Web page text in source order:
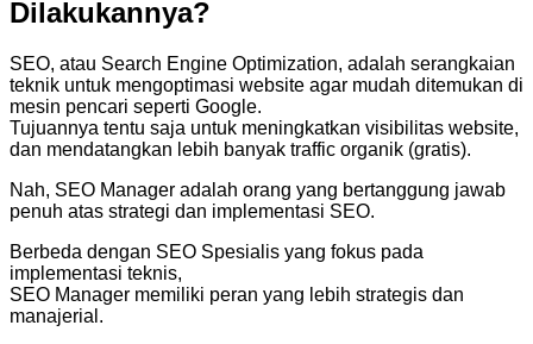
Dilakukannya?
SEO, atau Search Engine Optimization, adalah serangkaian
teknik untuk mengoptimasi website agar mudah ditemukan di
mesin pencari seperti Google.
Tujuannya tentu saja untuk meningkatkan visibilitas website,
dan mendatangkan lebih banyak traffic organik (gratis).
Nah, SEO Manager adalah orang yang bertanggung jawab
penuh atas strategi dan implementasi SEO.
Berbeda dengan SEO Spesialis yang fokus pada
implementasi teknis,
SEO Manager memiliki peran yang lebih strategis dan
manajerial.